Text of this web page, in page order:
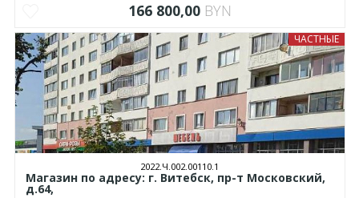
166 800,00 BYN
ЧАСТНЫЕ
2022.Ч.002.00110.1
Магазин по адресу: г. Витебск, пр-т Московский,
д.64,